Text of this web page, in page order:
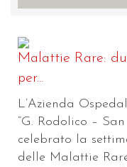
Malattie Rare:
per...
L’Azienda
“G. Rodolico –
celebrato la
delle Malattie